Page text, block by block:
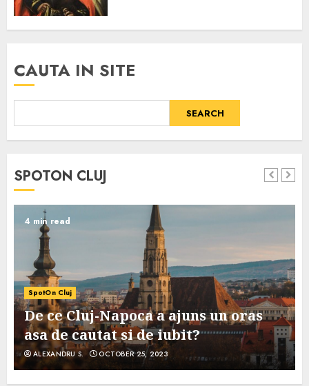
CAUTA IN SITE
SEARCH
SPOTON CLUJ
4 min read
SpotOn Cluj
De ce Cluj-Napoca a ajuns un oras
asa de cautat si de iubit?
ALEXANDRU S. OCTOBER 25, 2023